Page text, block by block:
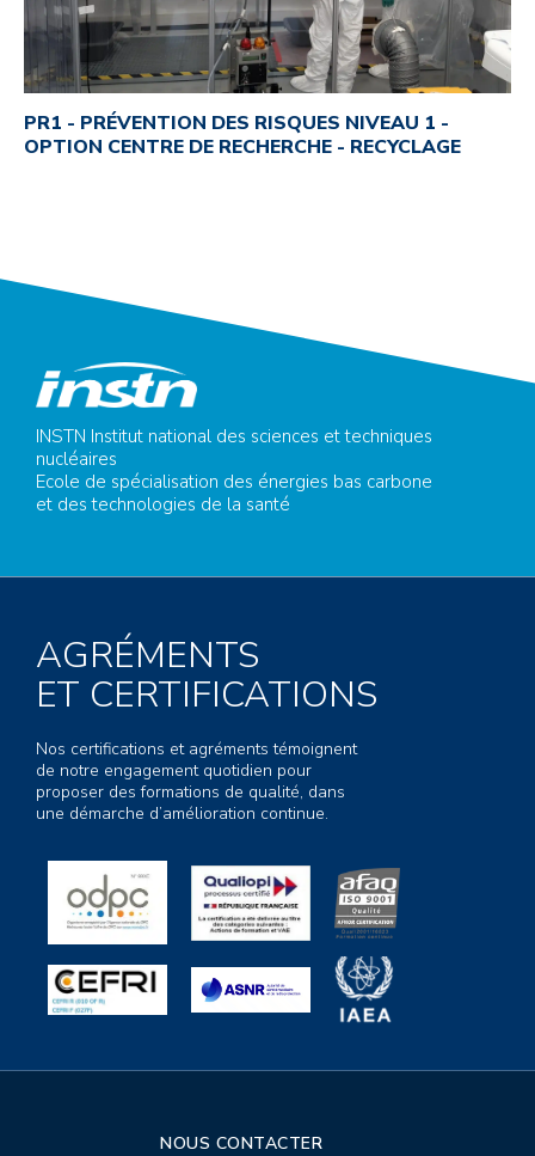
PR1 - PRÉVENTION DES RISQUES NIVEAU 1 -
OPTION CENTRE DE RECHERCHE - RECYCLAGE
INSTN Institut national des sciences et techniques
nucléaires
Ecole de spécialisation des énergies bas carbone
et des technologies de la santé
AGRÉMENTS
ET CERTIFICATIONS
Nos certifications et agréments témoignent
de notre engagement quotidien pour
proposer des formations de qualité, dans
une démarche d’amélioration continue.
NOUS CONTACTER